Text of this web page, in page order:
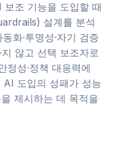
조 기능을 도입할 때
설계를 분석
화·투명성·자기 검증
않고 선택 보조자로
정성·정책 대응력에
AI 도입의 성패가 성능
제시하는 데 목적을